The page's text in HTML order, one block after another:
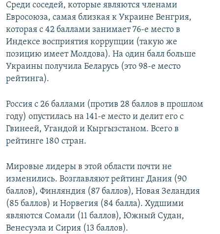
Среди соседей, которые являются членами
Евросоюза, самая близкая к Украине Венгрия,
которая с 42 баллами занимает 76-е место в
Индексе восприятия коррупции (такую же
позицию имеет Молдова). На один балл больше
Украины получила Беларусь (это 98-е место
рейтинга).
Россия с 26 баллами (против 28 баллов в прошлом
году) опустилась на 141-е место и делит его с
Гвинеей, Угандой и Кыргызстаном. Всего в
рейтинге 180 стран.
Мировые лидеры в этой области почти не
изменились. Возглавляют рейтинг Дания (90
баллов), Финляндия (87 баллов), Новая Зеландия
(85 баллов) и Норвегия (84 балла). Худшими
являются Сомали (11 баллов), Южный Судан,
Венесуэла и Сирия (13 баллов).